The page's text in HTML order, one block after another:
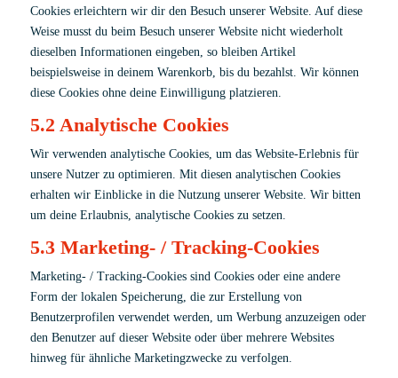
Cookies erleichtern wir dir den Besuch unserer Website. Auf diese
Weise musst du beim Besuch unserer Website nicht wiederholt
dieselben Informationen eingeben, so bleiben Artikel
beispielsweise in deinem Warenkorb, bis du bezahlst. Wir können
diese Cookies ohne deine Einwilligung platzieren.
5.2 Analytische Cookies
Wir verwenden analytische Cookies, um das Website-Erlebnis für
unsere Nutzer zu optimieren. Mit diesen analytischen Cookies
erhalten wir Einblicke in die Nutzung unserer Website. Wir bitten
um deine Erlaubnis, analytische Cookies zu setzen.
5.3 Marketing- / Tracking-Cookies
Marketing- / Tracking-Cookies sind Cookies oder eine andere
Form der lokalen Speicherung, die zur Erstellung von
Benutzerprofilen verwendet werden, um Werbung anzuzeigen oder
den Benutzer auf dieser Website oder über mehrere Websites
hinweg für ähnliche Marketingzwecke zu verfolgen.